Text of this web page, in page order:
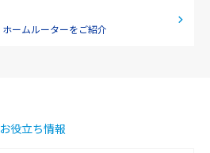
ホームルーターをご紹介
お役立ち情報